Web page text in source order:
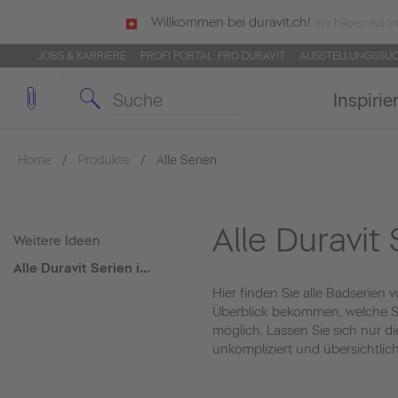
Willkommen bei duravit.ch!
JOBS & KARRIERE PROFI PORTAL: PRO.DURAVIT
Home Produkte Alle Serien
Weitere Ideen
Alle Duravit Serien in der Übersicht
Alle Duravit
Hier finden Sie alle Badserien
Überblick bekommen, welche
möglich. Lassen Sie sich nur
unkompliziert und